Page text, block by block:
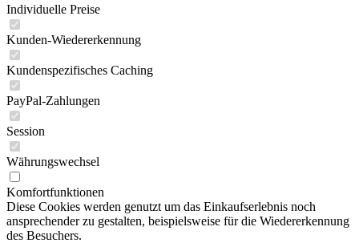
Individuelle Preise
Kunden-Wiedererkennung
Kundenspezifisches Caching
PayPal-Zahlungen
Session
Währungswechsel
Komfortfunktionen
Diese Cookies werden genutzt um das Einkaufserlebnis noch
ansprechender zu gestalten, beispielsweise für die Wiedererkennung
des Besuchers.